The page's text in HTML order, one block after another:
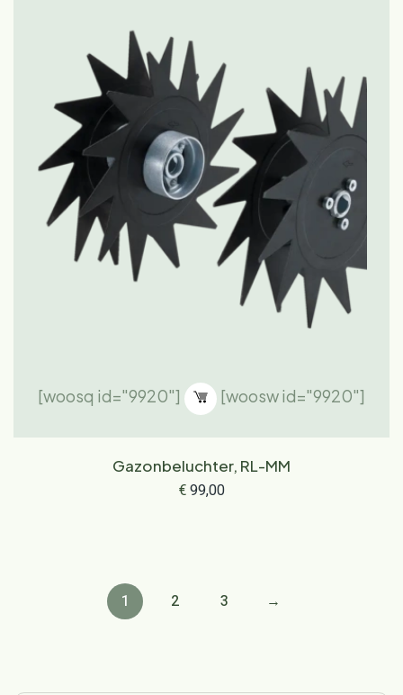
[woosq id="9920"] [woosw id="9920"]
Gazonbeluchter, RL-MM
€99,00
1 2 3 →